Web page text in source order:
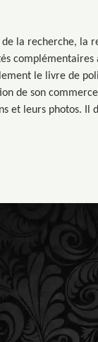
de la recherche, la
complémentaires
le livre de
de son
et leurs photos. Il